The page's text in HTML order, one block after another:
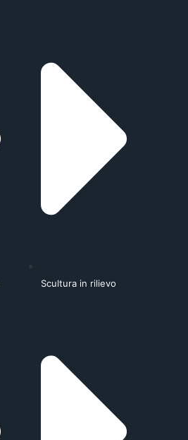
Scultura in rilievo